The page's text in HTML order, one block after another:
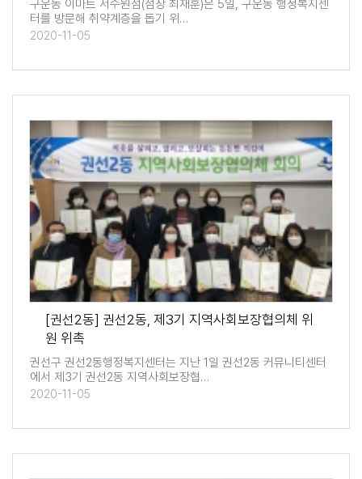
구운동 이마트 서수원점(점장 최재훈)은 5일, 구운동 행정복지센
터를 방문해 취약계층을 돕기 위…
2020-11-05
[권선2동] 권선2동, 제3기 지역사회보장협의체 위
원 위촉
권선구 권선2동행정복지센터는 지난 1일 권선2동 커뮤니티센터
에서 제3기 권선2동 지역사회보장협…
2020-11-05